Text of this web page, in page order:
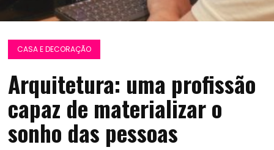
CASA E DECORAÇÃO
Arquitetura: uma profissão
capaz de materializar o
sonho das pessoas